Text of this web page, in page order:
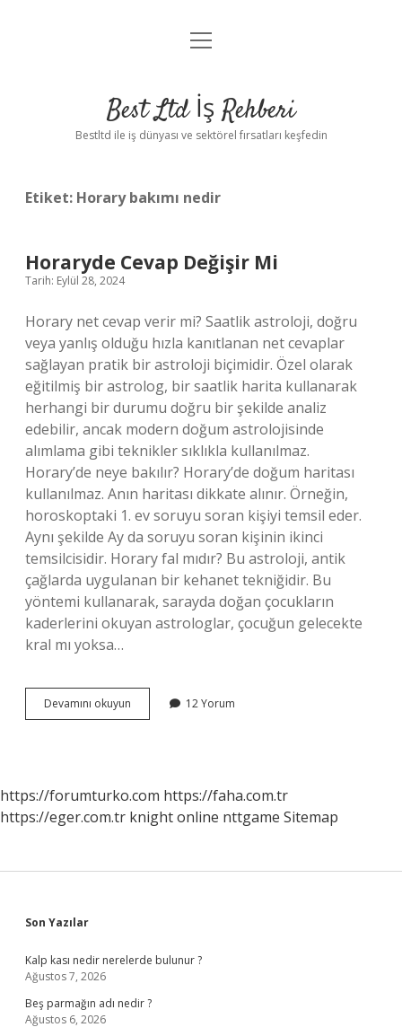
Anasayfa
Yasal Uyarı
menüyü
Best Ltd İş Rehberi
Bestltd ile iş dünyası ve sektörel fırsatları keşfedin
Etiket: Horary bakımı nedir
Horaryde Cevap Değişir Mi
Tarih: Eylül 28, 2024
Horary net cevap verir mi? Saatlik astroloji, doğru
veya yanlış olduğu hızla kanıtlanan net cevaplar
sağlayan pratik bir astroloji biçimidir. Özel olarak
eğitilmiş bir astrolog, bir saatlik harita kullanarak
herhangi bir durumu doğru bir şekilde analiz
edebilir, ancak modern doğum astrolojisinde
alımlama gibi teknikler sıklıkla kullanılmaz.
Horary’de neye bakılır? Horary’de doğum haritası
kullanılmaz. Anın haritası dikkate alınır. Örneğin,
horoskoptaki 1. ev soruyu soran kişiyi temsil eder.
Aynı şekilde Ay da soruyu soran kişinin ikinci
temsilcisidir. Horary fal mıdır? Bu astroloji, antik
çağlarda uygulanan bir kehanet tekniğidir. Bu
yöntemi kullanarak, sarayda doğan çocukların
kaderlerini okuyan astrologlar, çocuğun gelecekte
kral mı yoksa…
Devamını okuyun Horaryde
Cevap
12 Yorum
https://forumturko.com https://faha.com.tr
https://eger.com.tr knight online nttgame Sitemap
Sidebar
Son Yazılar
Kalp kası nedir nerelerde bulunur ?
Ağustos 7, 2026
Beş parmağın adı nedir ?
Ağustos 6, 2026